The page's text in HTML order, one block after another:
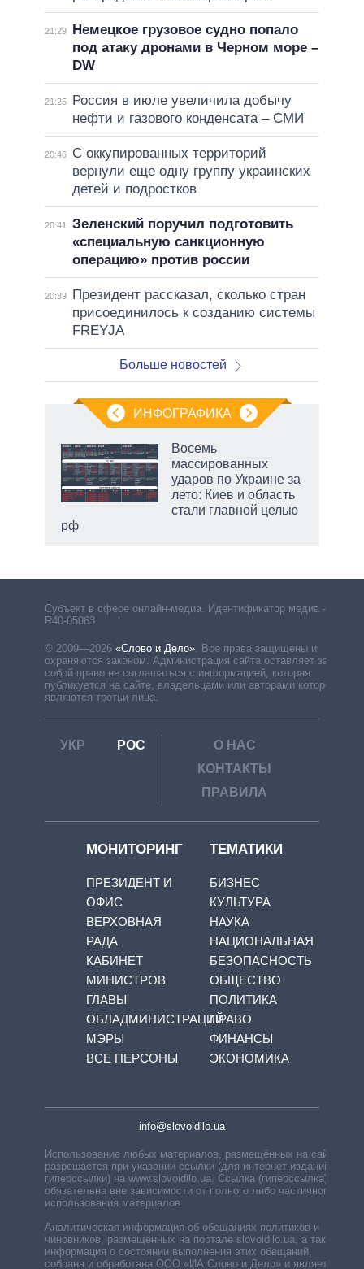
21:29
Немецкое грузовое судно попало
под атаку дронами в Черном море –
DW
21:25
Россия в июле увеличила добычу
нефти и газового конденсата – СМИ
20:46
С оккупированных территорий
вернули еще одну группу украинских
детей и подростков
20:41
Зеленский поручил подготовить
«специальную санкционную
операцию» против россии
20:39
Президент рассказал, сколько стран
присоединилось к созданию системы
FREYJA
Больше новостей
ИНФОГРАФИКА
Восемь
массированных
ударов по Украине за
лето: Киев и область
стали главной целью
рф
Субъект в сфере онлайн-медиа. Идентификатор медиа –
R40-05063
© 2009—2026 «Слово и Дело»
Все права защищены и
охраняются законом. Администрация сайта оставляет за
собой право не соглашаться с информацией, которая
публикуется на сайте, владельцами или авторами которой
являются третьи лица.
УКР РОС
О НАС
КОНТАКТЫ
ПРАВИЛА
МОНИТОРИНГ
ПРЕЗИДЕНТ И
ОФИС
ВЕРХОВНАЯ
РАДА
КАБИНЕТ
МИНИСТРОВ
ГЛАВЫ
ОБЛАДМИНИСТРАЦИЙ
МЭРЫ
ВСЕ ПЕРСОНЫ
ТЕМАТИКИ
БИЗНЕС
КУЛЬТУРА
НАУКА
НАЦИОНАЛЬНАЯ
БЕЗОПАСНОСТЬ
ОБЩЕСТВО
ПОЛИТИКА
ПРАВО
ФИНАНСЫ
ЭКОНОМИКА
info@slovoidilo.ua
Использование любых материалов, размещённых на сайте,
разрешается при указании ссылки (для интернет-изданий —
гиперссылки) на www.slovoidilo.ua. Ссылка (гиперссылка)
обязательна вне зависимости от полного либо частичного
использования материалов.
Аналитическая информация об обещаниях политиков и
чиновников, размещенных на портале slovoidilo.ua, а также
информация о состоянии выполнения этих обещаний,
собрана и обработана ООО «ИА Слово и Дело» и является